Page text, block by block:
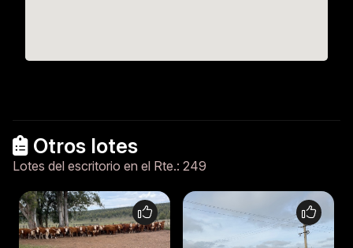
Otros lotes
Lotes del escritorio en el Rte.: 249